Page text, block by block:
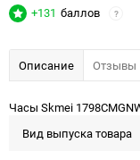
+131 баллов ?
Описание Отзывы
Часы Skmei
Вид выпуска товара